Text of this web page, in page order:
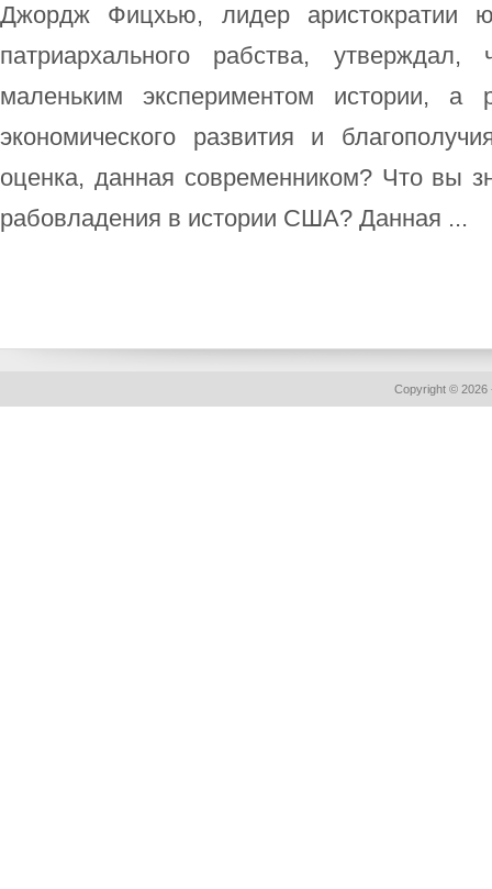
Джордж Фицхью, лидер аристократии
патриархального рабства, утверждал,
маленьким экспериментом истории, а
экономического развития и
оценка, данная современником? Что вы
рабовладения в истории США? Данная ...
Copyright © 2026